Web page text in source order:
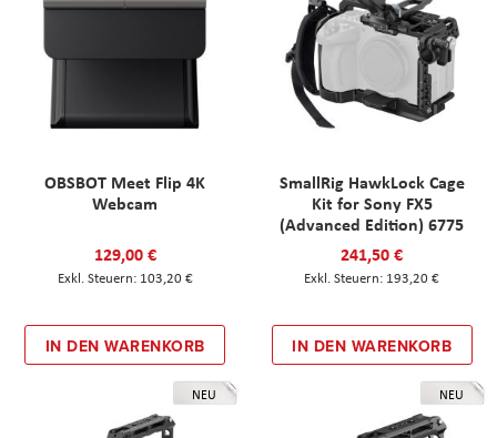
OBSBOT Meet Flip 4K
Webcam
129,00 €
103,20 €
IN DEN WARENKORB
SmallRig HawkLock Cage
Kit for Sony FX5
(Advanced Edition) 6775
241,50 €
193,20 €
IN DEN WARENKORB
NEU NEU